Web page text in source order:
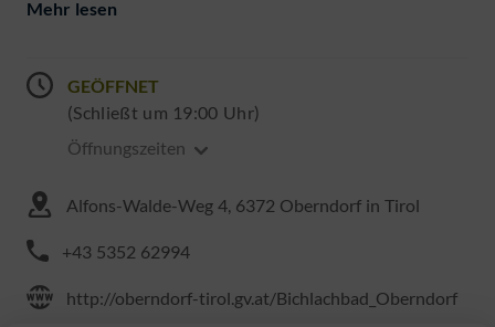
Mehr lesen
GEÖFFNET
(Schließt um 19:00 Uhr)
Öffnungszeiten
Alfons-Walde-Weg 4, 6372 Oberndorf in Tirol
+43 5352 62994
http://oberndorf-tirol.gv.at/Bichlachbad_Oberndorf